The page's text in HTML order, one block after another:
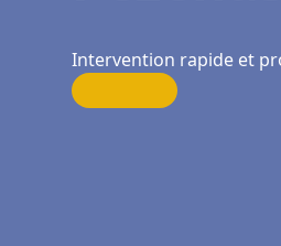
Intervention rapide et